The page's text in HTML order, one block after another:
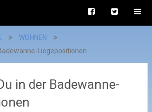
WOHNEN
Liegepositionen
in der Badewanne-